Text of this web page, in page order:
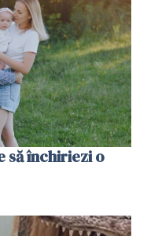
să închiriezi o